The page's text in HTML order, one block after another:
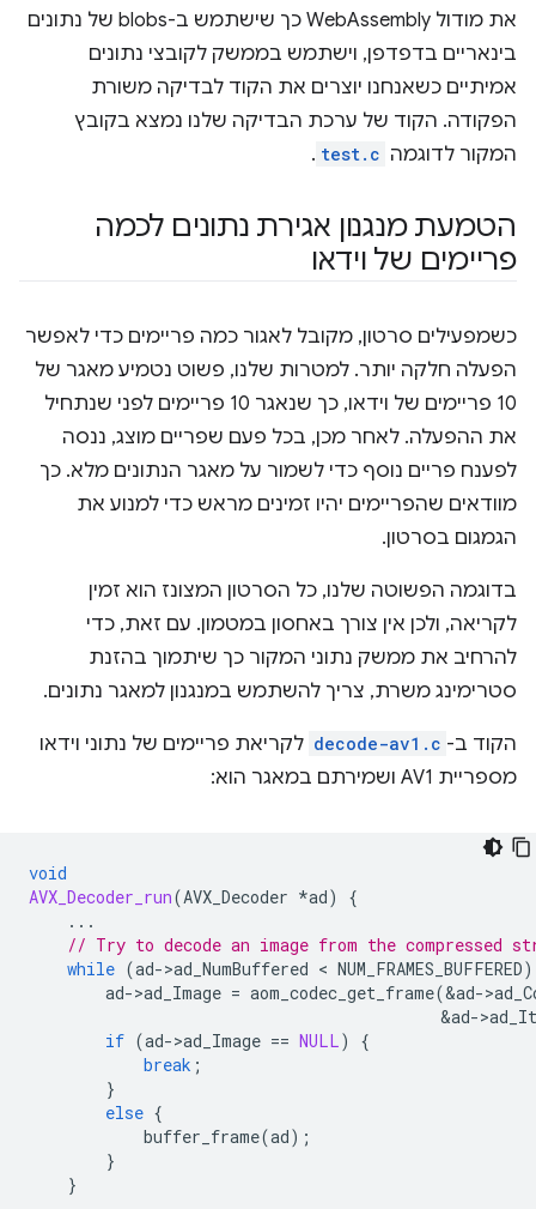
את מודול WebAssembly כך שישתמש ב-blobs של נתונים
בינאריים בדפדפן, וישתמש בממשק לקובצי נתונים
אמיתיים כשאנחנו יוצרים את הקוד לבדיקה משורת
הפקודה. הקוד של ערכת הבדיקה שלנו נמצא בקובץ
המקור לדוגמה test.c
.
הטמעת מנגנון אגירת נתונים לכמה
פריימים של וידאו
כשמפעילים סרטון, מקובל לאגור כמה פריימים כדי לאפשר
הפעלה חלקה יותר. למטרות שלנו, פשוט נטמיע מאגר של
10 פריימים של וידאו, כך שנאגר 10 פריימים לפני שנתחיל
את ההפעלה. לאחר מכן, בכל פעם שפריים מוצג, ננסה
לפענח פריים נוסף כדי לשמור על מאגר הנתונים מלא. כך
מוודאים שהפריימים יהיו זמינים מראש כדי למנוע את
הגמגום בסרטון.
בדוגמה הפשוטה שלנו, כל הסרטון המצונז הוא זמין
לקריאה, ולכן אין צורך באחסון במטמון. עם זאת, כדי
להרחיב את ממשק נתוני המקור כך שיתמוך בהזנת
סטרימינג משרת, צריך להשתמש במנגנון למאגר נתונים.
הקוד ב- decode-av1.c לקריאת פריימים של נתוני וידאו
מספריית AV1 ושמירתם במאגר הוא:
void
AVX_Decoder_run(AVX_Decoder *ad)
{
...
// Try to decode an image from the compressed
while (ad->ad_NumBuffered < NUM_FRAMES_BUFFERED)
ad->ad_Image = aom_codec_get_frame(&ad->
&ad->
if (ad->ad_Image == NULL)
{
break ;
}
else {
buffer_frame(ad);
}
}